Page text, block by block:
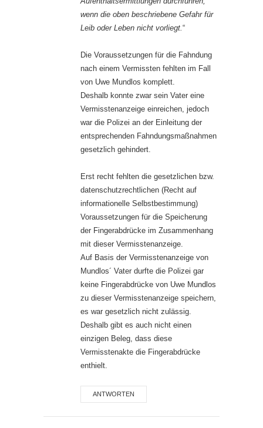
wenn die oben beschriebene Gefahr für
Leib oder Leben nicht vorliegt. “
Die Voraussetzungen für die Fahndung
nach einem Vermissten fehlten im Fall
von Uwe Mundlos komplett.
Deshalb konnte zwar sein Vater eine
Vermisstenanzeige einreichen, jedoch
war die Polizei an der Einleitung der
entsprechenden Fahndungsmaßnahmen
gesetzlich gehindert.
Erst recht fehlten die gesetzlichen bzw.
datenschutzrechtlichen (Recht auf
informationelle Selbstbestimmung)
Voraussetzungen für die Speicherung
der Fingerabdrücke im Zusammenhang
mit dieser Vermisstenanzeige.
Auf Basis der Vermisstenanzeige von
Mundlos´ Vater durfte die Polizei gar
keine Fingerabdrücke von Uwe Mundlos
zu dieser Vermisstenanzeige speichern,
es war gesetzlich nicht zulässig.
Deshalb gibt es auch nicht einen
einzigen Beleg, dass diese
Vermisstenakte die Fingerabdrücke
enthielt.
ANTWORTEN